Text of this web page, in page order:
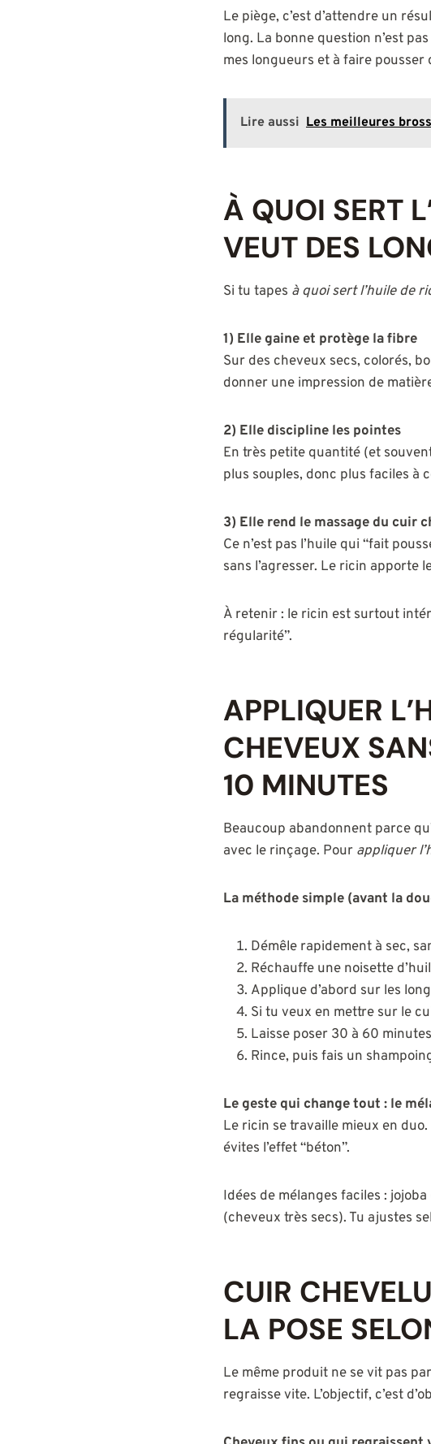
Le piège, c’est d’attendre un
long. La bonne question n’est
mes longueurs et à faire pousser
Lire aussi Les meilleures
À QUOI SERT
VEUT DES
Si tu tapes à quoi sert l’huile de
1) Elle gaine et protège la fibre
Sur des cheveux secs, colorés,
donner une impression de
2) Elle discipline les pointes
En très petite quantité (et
plus souples, donc plus faciles à
3) Elle rend le massage du cuir
Ce n’est pas l’huile qui “fait
sans l’agresser. Le ricin apporte
À retenir : le ricin est surtout
régularité”.
APPLIQUER
CHEVEUX
10 MINUTES
Beaucoup abandonnent parce
avec le rinçage. Pour appliquer
La méthode simple (avant la
Démêle rapidement à sec,
Réchauffe une noisette
Applique d’abord sur les
Si tu veux en mettre sur le
Laisse poser 30 à 60
Rince, puis fais un
Le geste qui change tout : le
Le ricin se travaille mieux en
évites l’effet “béton”.
Idées de mélanges faciles :
(cheveux très secs). Tu ajustes
CUIR
LA POSE
Le même produit ne se vit pas
regraisse vite. L’objectif, c’est